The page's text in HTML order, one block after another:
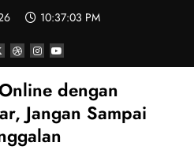
10:37:04 PM
dengan
Jangan Sampai